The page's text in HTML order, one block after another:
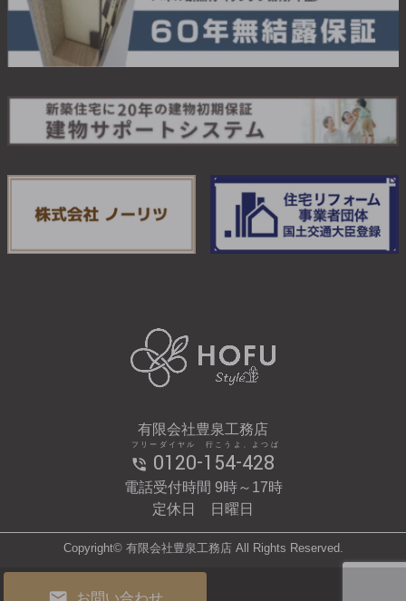
お問い合わせ
有限会社豊泉工務店
0120-154-428
フリーダイヤル 行こうよ、よつば
電話受付時間 9時～17時
定休日 日曜日
Copyright© 有限会社豊泉工務店 All Rights Reserved.